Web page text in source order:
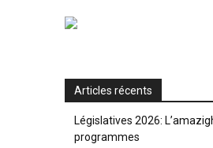
Articles récents
Législatives 2026:
programmes